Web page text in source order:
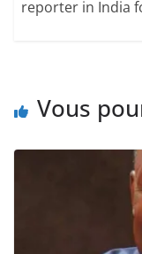
reporter in India
Vous